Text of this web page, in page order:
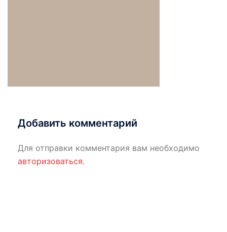
Добавить комментарий
Для отправки комментария вам необходимо
авторизоваться.